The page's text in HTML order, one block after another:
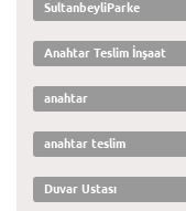
SultanbeyliParke
Anahtar Teslim İnşaat
anahtar
anahtar teslim
Duvar Ustası